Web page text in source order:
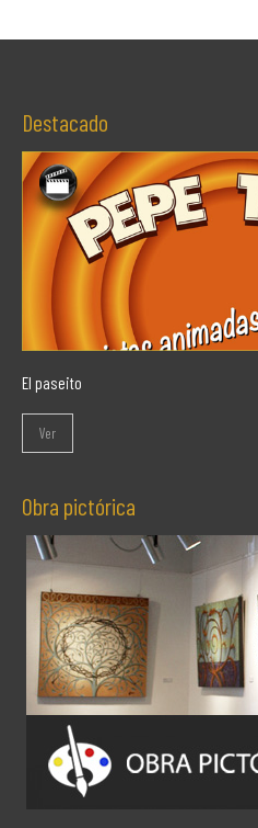
Destacado
El paseito
Ver
Obra pictórica